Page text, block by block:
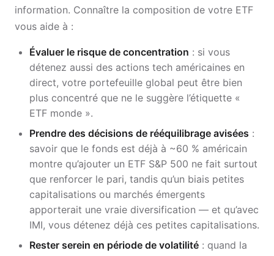
information. Connaître la composition de votre ETF
vous aide à :
Évaluer le risque de concentration : si vous
détenez aussi des actions tech américaines en
direct, votre portefeuille global peut être bien
plus concentré que ne le suggère l’étiquette «
ETF monde ».
Prendre des décisions de rééquilibrage avisées :
savoir que le fonds est déjà à ~60 % américain
montre qu’ajouter un ETF S&P 500 ne fait surtout
que renforcer le pari, tandis qu’un biais petites
capitalisations ou marchés émergents
apporterait une vraie diversification — et qu’avec
IMI, vous détenez déjà ces petites capitalisations.
Rester serein en période de volatilité : quand la